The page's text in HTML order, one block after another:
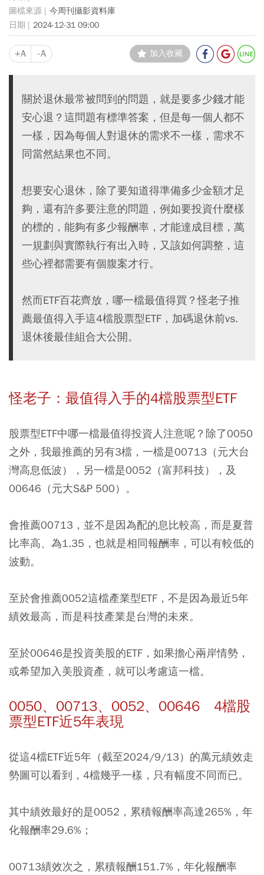
今周刊攝影資料庫
2024-12-31 09:00
+A -A 加入收藏
關於退休最常被問到的問題，就是要多少錢才能
安心退？這問題有標準答案，但是每一個人都不
一樣，因為每個人對退休的需求不一樣，需求不
同當然結果也不同。
想要安心退休，除了要知道得準備多少金額才足
夠，還有許多要注意的問題，例如要投資什麼樣
的標的，能夠有多少報酬率，才能達成目標，萬
一規劃與實際執行有出入時，又該如何調整，這
些心裡都需要有個腹案才行。
然而ETF百花齊放，哪一檔最值得買？怪老子推
薦最值得入手這4檔股票型ETF，加碼退休前vs.
退休後最佳組合大公開。
怪老子： 最值得入手的4檔股票型ETF
股票型ETF中哪一檔最值得投資人注意呢？ 除了0050
之外，我最推薦的另有3檔，一檔是00713（元大台
灣高息低波），另一檔是0052（富邦科技），及
00646（元大S&P 500）。
會推薦00713，並不是因為配的息比較高，而是夏普
比率高、為1.35，也就是相同報酬率，可以有較低的
波動。
至於會推薦0052這檔產業型ETF，不是因為最近5年
績效最高，而是科技產業是台灣的未來。
至於00646是投資美股的ETF，如果擔心兩岸情勢，
或希望加入美股資產，就可以考慮這一檔。
0050、 00713、0052、00646 4檔股
票型ETF近5年表現
從這4檔ETF近5年（截至2024/9/13）的萬元績效走
勢圖可以看到，4檔幾乎一樣，只有幅度不同而已。
其中績效最好的是0052，累積報酬率高達265%，年
化報酬率29.6%；
00713績效次之，累積報酬151.7%，年化報酬率